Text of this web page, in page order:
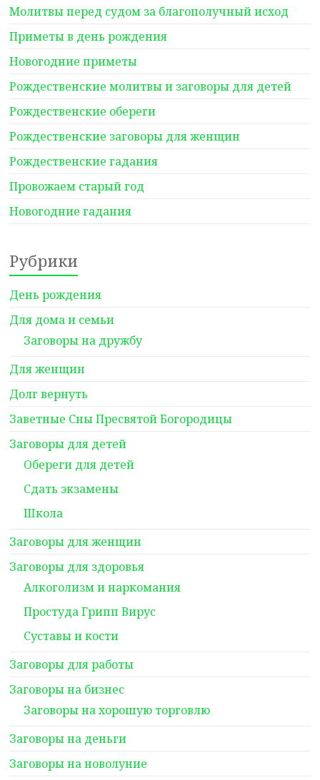
Молитвы перед судом за благополучный исход
Приметы в день рождения
Новогодние приметы
Рождественские молитвы и заговоры для детей
Рождественские обереги
Рождественские заговоры для женщин
Рождественские гадания
Провожаем старый год
Новогодние гадания
Рубрики
День рождения
Для дома и семьи
Заговоры на дружбу
Для женщин
Долг вернуть
Заветные Сны Пресвятой Богородицы
Заговоры для детей
Обереги для детей
Сдать экзамены
Школа
Заговоры для женщин
Заговоры для здоровья
Алкоголизм и наркомания
Простуда Грипп Вирус
Суставы и кости
Заговоры для работы
Заговоры на бизнес
Заговоры на хорошую торговлю
Заговоры на деньги
Заговоры на новолуние